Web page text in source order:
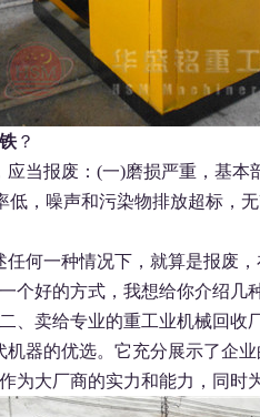
？
当报废：(一)磨损严重，基
，噪声和污染物排放超标，
何一种情况下，就算是报废
个好的方式，我想给你介绍
、卖给专业的重工业机械回收
机器的优选。它充分展示了企
为大厂商的实力和能力，同时